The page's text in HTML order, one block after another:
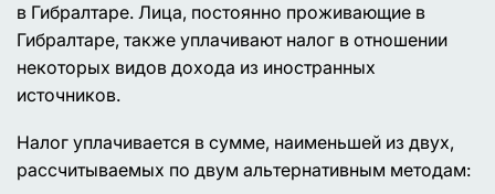
в Гибралтаре. Лица, постоянно проживающие в
Гибралтаре, также уплачивают налог в отношении
некоторых видов дохода из иностранных
источников.
Налог уплачивается в сумме, наименьшей из двух,
рассчитываемых по двум альтернативным методам: